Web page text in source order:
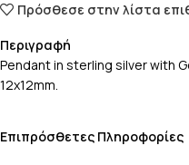
Πρόσθεσε στην λίστα
Περιγραφή
Pendant in sterling silver with
12x12mm.
Επιπρόσθετες Πληροφορίες